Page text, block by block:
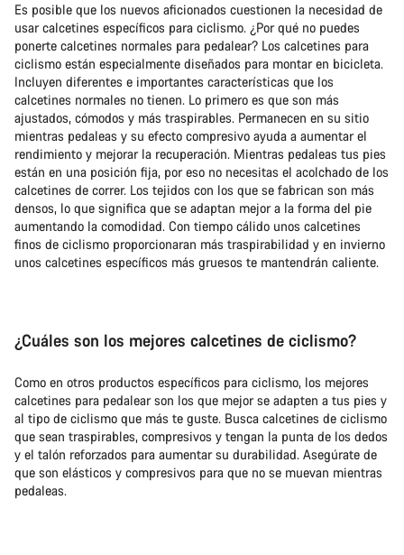
Es posible que los nuevos aficionados cuestionen la necesidad de
usar calcetines específicos para ciclismo. ¿Por qué no puedes
ponerte calcetines normales para pedalear? Los calcetines para
ciclismo están especialmente diseñados para montar en bicicleta.
Incluyen diferentes e importantes características que los
calcetines normales no tienen. Lo primero es que son más
ajustados, cómodos y más traspirables. Permanecen en su sitio
mientras pedaleas y su efecto compresivo ayuda a aumentar el
rendimiento y mejorar la recuperación. Mientras pedaleas tus pies
están en una posición fija, por eso no necesitas el acolchado de los
calcetines de correr. Los tejidos con los que se fabrican son más
densos, lo que significa que se adaptan mejor a la forma del pie
aumentando la comodidad. Con tiempo cálido unos calcetines
finos de ciclismo proporcionaran más traspirabilidad y en invierno
unos calcetines específicos más gruesos te mantendrán caliente.
¿Cuáles son los mejores calcetines de ciclismo?
Como en otros productos específicos para ciclismo, los mejores
calcetines para pedalear son los que mejor se adapten a tus pies y
al tipo de ciclismo que más te guste. Busca calcetines de ciclismo
que sean traspirables, compresivos y tengan la punta de los dedos
y el talón reforzados para aumentar su durabilidad. Asegúrate de
que son elásticos y compresivos para que no se muevan mientras
pedaleas.